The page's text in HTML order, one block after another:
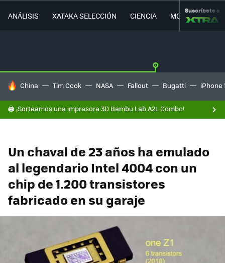
ANÁLISIS XATAKA SELECCIÓN CIENCIA MOVILIDAD
Suscríbete a
HOY SE HABLA DE
China Tim Cook NASA Fallout Bugatti iPhone
🖨️ ¡Sorteamos una impresora 3D Bambu Lab A2L Combo!
Un chaval de 23 años ha emulado
al legendario Intel 4004 con un
chip de 1.200 transistores
fabricado en su garaje